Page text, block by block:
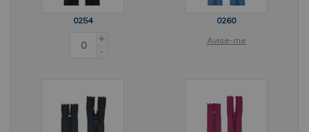
0254
+
-
0260
Avise-me